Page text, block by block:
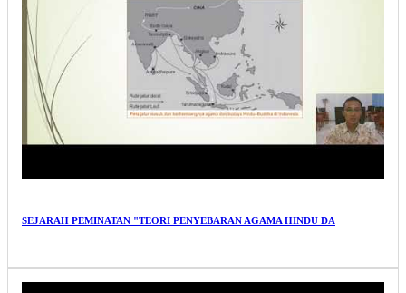
SEJARAH PEMINATAN "TEORI PENYEBARAN AGAMA HINDU DA